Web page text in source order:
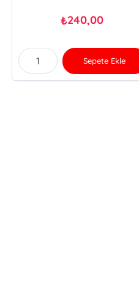
₺240,00
Sepete Ekle